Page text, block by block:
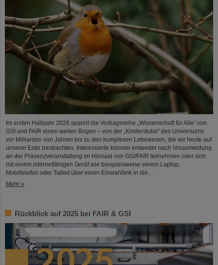
Im ersten Halbjahr 2026 spannt die Vortragsreihe „Wissenschaft für Alle“ von
GSI und FAIR einen weiten Bogen – von der „Kinderstube“ des Universums
vor Milliarden von Jahren bis zu den komplexen Lebewesen, die wir heute auf
unserer Erde beobachten. Interessierte können entweder nach Voranmeldung
an der Präsenzveranstaltung im Hörsaal von GSI/FAIR teilnehmen oder sich
mit einem internetfähigen Gerät wie beispielsweise einem Laptop,
Mobiltelefon oder Tablet über einen Einwahllink in die…
Mehr »
Rückblick auf 2025 bei FAIR & GSI